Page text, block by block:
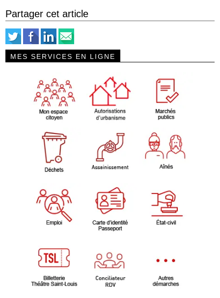
Partager cet article
MES SERVICES EN LIGNE